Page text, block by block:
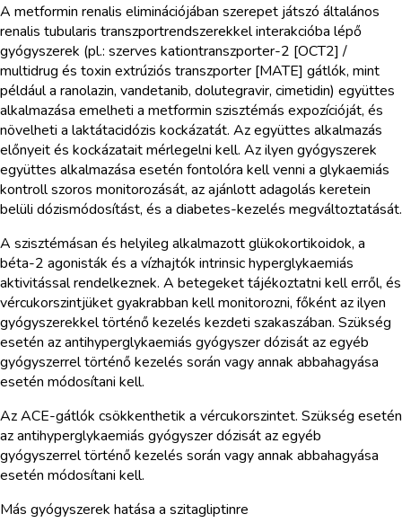
A metformin renalis eliminációjában szerepet játszó általános
renalis tubularis transzportrendszerekkel interakcióba lépő
gyógyszerek (pl.: szerves kationtranszporter-2 [OCT2] /
multidrug és toxin extrúziós transzporter [MATE] gátlók, mint
például a ranolazin, vandetanib, dolutegravir, cimetidin) együttes
alkalmazása emelheti a metformin szisztémás expozícióját, és
növelheti a laktátacidózis kockázatát. Az együttes alkalmazás
előnyeit és kockázatait mérlegelni kell. Az ilyen gyógyszerek
együttes alkalmazása esetén fontolóra kell venni a glykaemiás
kontroll szoros monitorozását, az ajánlott adagolás keretein
belüli dózismódosítást, és a diabetes-kezelés megváltoztatását.
A szisztémásan és helyileg alkalmazott glükokortikoidok, a
béta-2 agonisták és a vízhajtók intrinsic hyperglykaemiás
aktivitással rendelkeznek. A betegeket tájékoztatni kell erről, és
vércukorszintjüket gyakrabban kell monitorozni, főként az ilyen
gyógyszerekkel történő kezelés kezdeti szakaszában. Szükség
esetén az antihyperglykaemiás gyógyszer dózisát az egyéb
gyógyszerrel történő kezelés során vagy annak abbahagyása
esetén módosítani kell.
Az ACE-gátlók csökkenthetik a vércukorszintet. Szükség esetén
az antihyperglykaemiás gyógyszer dózisát az egyéb
gyógyszerrel történő kezelés során vagy annak abbahagyása
esetén módosítani kell.
Más gyógyszerek hatása a szitagliptinre